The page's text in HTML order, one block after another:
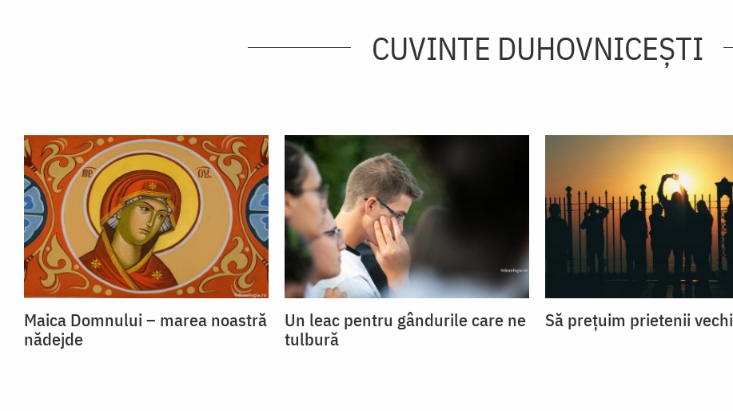
CUVINTE DUHOVNICEȘTI
Maica Domnului – marea noastră
nădejde
Un leac pentru gândurile care ne
tulbură
Să prețuim prietenii vechi